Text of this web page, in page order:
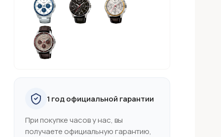
1 год официальной гарантии
При покупке часов у нас, вы
получаете официальную гарантию,